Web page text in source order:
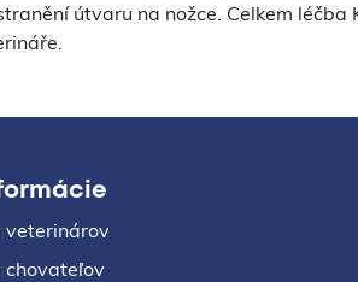
útvaru na nožce. Celkem
veterinárov
chovateľov